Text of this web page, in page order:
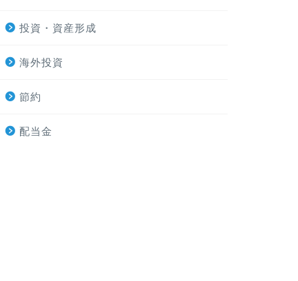
投資・資産形成
海外投資
節約
配当金